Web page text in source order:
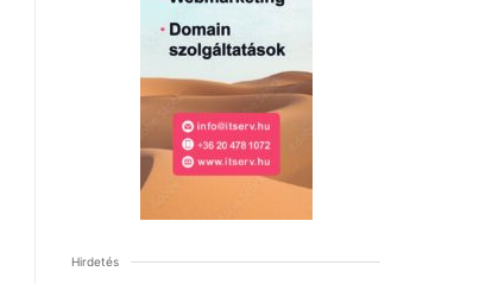
Hirdetés